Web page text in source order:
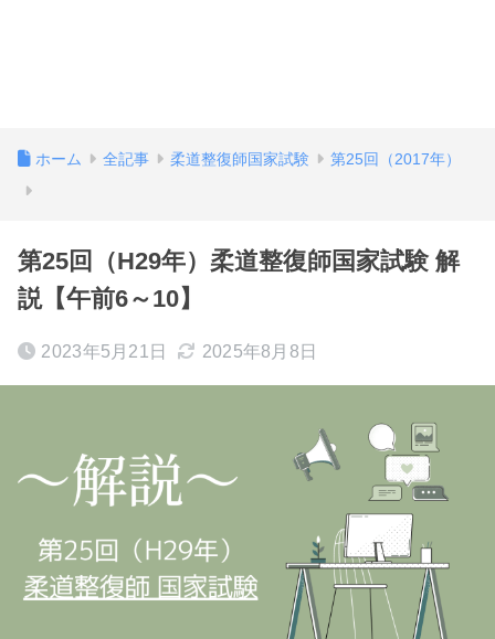
ホーム 全記事 柔道整復師国家試験 第25回（2017年）
第25回（H29年）柔道整復師国家試験 解
説【午前6～10】
2023年5月21日 2025年8月8日